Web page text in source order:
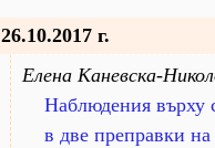
26.10.2017 г.
Елена Каневска-
Наблюдения върху
в две преправки